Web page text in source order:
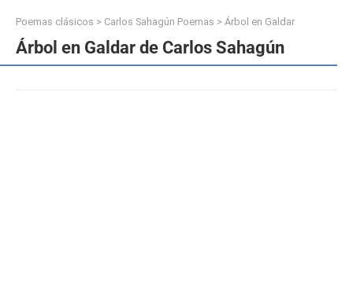
Poemas clásicos > Carlos Sahagún Poemas > Árbol en Galdar
Árbol en Galdar de Carlos Sahagún